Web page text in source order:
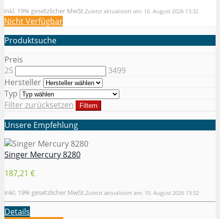
inkl. 19% gesetzlicher MwSt.Zuletzt aktualisiert am: 10. August 2026 13:32
Nicht Verfügbar
Produktsuche
Preis
25
3499
Hersteller
Typ
Filter zurücksetzen
Filtern
Unsere Empfehlung
Singer Mercury 8280
187,21 €
inkl. 19% gesetzlicher MwSt.Zuletzt aktualisiert am: 10. August 2026 13:32
Details